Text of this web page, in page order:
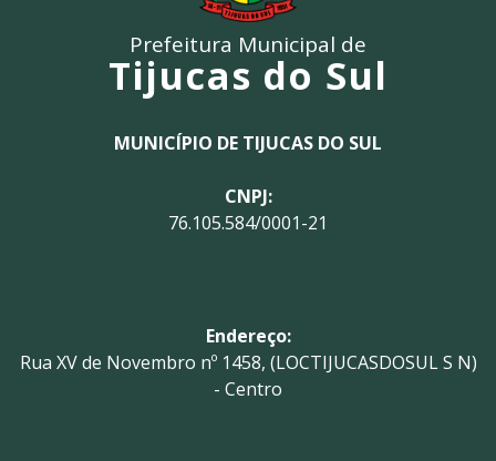
Prefeitura Municipal de
Tijucas do Sul
MUNICÍPIO DE TIJUCAS DO SUL
CNPJ:
76.105.584/0001-21
Endereço:
Rua XV de Novembro nº 1458, (LOCTIJUCASDOSUL S N)
- Centro